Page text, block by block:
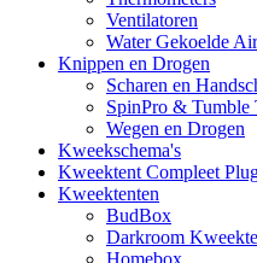
Ventilatoren
Water Gekoelde
Knippen en Drogen
Scharen en
SpinPro & Tumble
Wegen en Drogen
Kweekschema's
Kweektent Compleet
Kweektenten
BudBox
Darkroom
Homebox